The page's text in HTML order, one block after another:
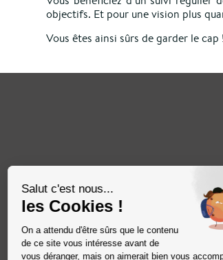
objectifs. Et pour une vision plus
Vous êtes ainsi sûrs de garder le cap !